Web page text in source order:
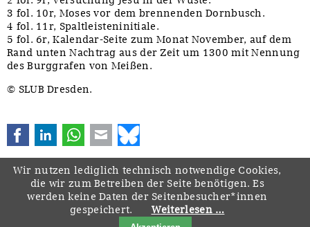
3 fol. 10r, Moses vor dem brennenden Dornbusch.
4 fol. 11r, Spaltleisteninitiale.
5 fol. 6r, Kalendar-Seite zum Monat November, auf dem
Rand unten Nachtrag aus der Zeit um 1300 mit Nennung
des Burggrafen von Meißen.
© SLUB Dresden.
FacebookLinkedInWhatsApp
E-mail
Navigation
Startseite Downloads Kontakt Impressum
Wir nutzen lediglich technisch notwendige Cookies,
die wir zum Betreiben der Seite benötigen. Es
werden keine Daten der Seitenbesucher*innen
gespeichert.
Weiterlesen …